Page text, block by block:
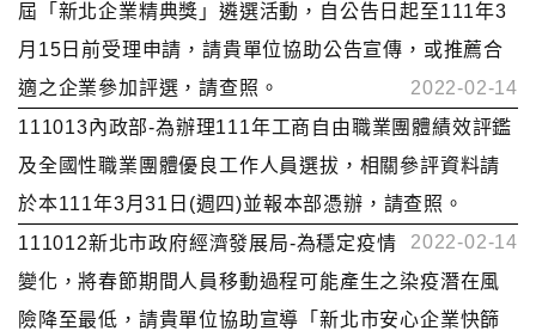
屆「新北企業精典獎」遴選活動，自公告日起至111年3
月15日前受理申請，請貴單位協助公告宣傳，或推薦合
適之企業參加評選，請查照。
2022-02-14
111013內政部-為辦理111年工商自由職業團體績效評鑑
及全國性職業團體優良工作人員選拔，相關參評資料請
於本111年3月31日(週四)並報本部憑辦，請查照。
2022-02-14
111012新北市政府經濟發展局-為穩定疫情
變化，將春節期間人員移動過程可能產生之染疫潛在風
險降至最低，請貴單位協助宣導「新北市安心企業快篩